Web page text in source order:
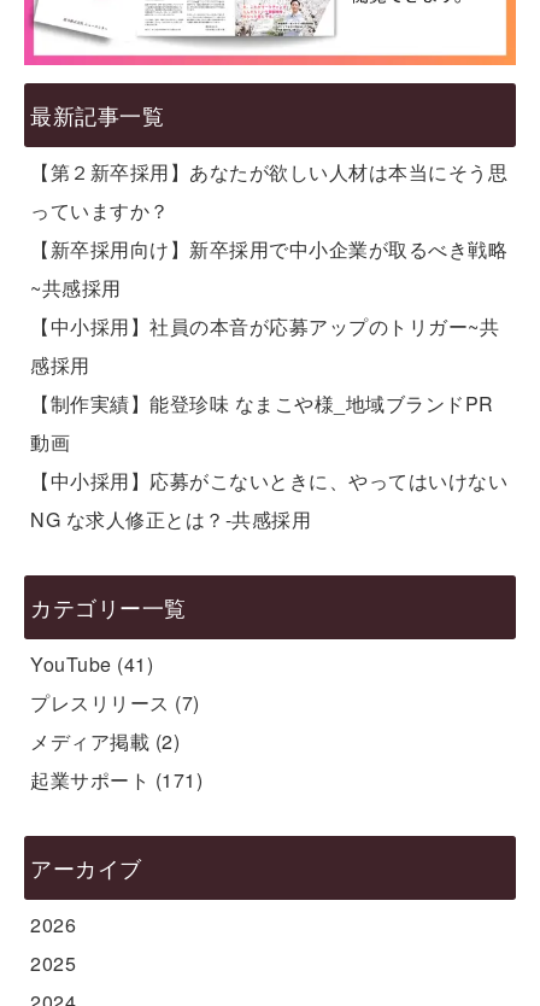
最新記事一覧
【第２新卒採用】あなたが欲しい人材は本当にそう思
っていますか？
【新卒採用向け】新卒採用で中小企業が取るべき戦略
~共感採用
【中小採用】社員の本音が応募アップのトリガー~共
感採用
【制作実績】能登珍味 なまこや様_地域ブランドPR
動画
【中小採用】応募がこないときに、やってはいけない
NG な求人修正とは？-共感採用
カテゴリー一覧
YouTube (41)
プレスリリース (7)
メディア掲載 (2)
起業サポート (171)
アーカイブ
2026
2025